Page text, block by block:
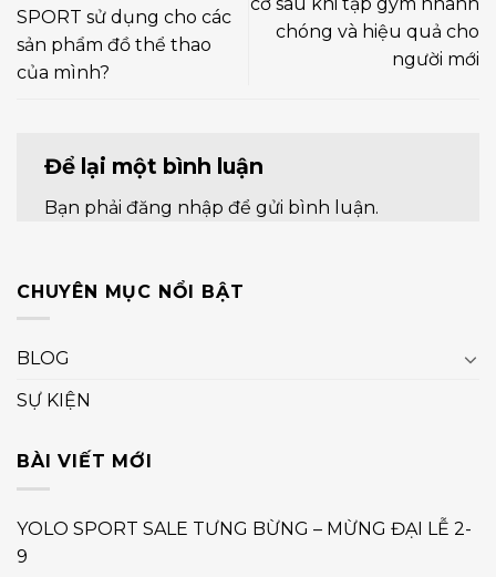
SPORT sử dụng cho các
sản phẩm đồ thể thao
của mình?
chóng và hiệu quả cho
người mới
Để lại một bình luận
Bạn phải đăng nhập để gửi bình luận.
CHUYÊN MỤC NỔI BẬT
BLOG
SỰ KIỆN
BÀI VIẾT MỚI
YOLO SPORT SALE TƯNG BỪNG – MỪNG ĐẠI LỄ 2-
9